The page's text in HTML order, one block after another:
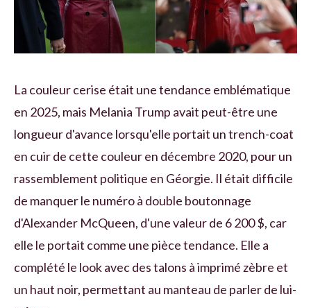
La couleur cerise était une tendance emblématique
en 2025, mais Melania Trump avait peut-être une
longueur d'avance lorsqu'elle portait un trench-coat
en cuir de cette couleur en décembre 2020, pour un
rassemblement politique en Géorgie. Il était difficile
de manquer le numéro à double boutonnage
d'Alexander McQueen, d'une valeur de 6 200 $, car
elle le portait comme une pièce tendance. Elle a
complété le look avec des talons à imprimé zèbre et
un haut noir, permettant au manteau de parler de lui-